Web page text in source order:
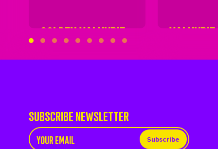
GOLDEN VALKYRIE
SUBSCRIBE NEWSLETTER
Subscribe